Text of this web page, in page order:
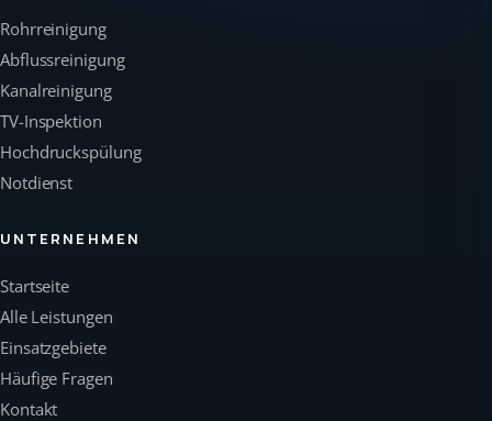
Rohrreinigung
Abflussreinigung
Kanalreinigung
TV-Inspektion
Hochdruckspülung
Notdienst
UNTERNEHMEN
Startseite
Alle Leistungen
Einsatzgebiete
Häufige Fragen
Kontakt